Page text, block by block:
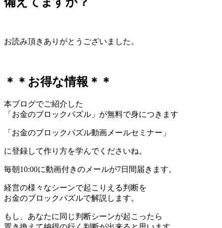
お読み頂きありがとうございました。
＊＊お得な情報＊＊
本ブログでご紹介した
「お金のブロックパズル」が無料で身につきます
「お金のブロックパズル動画メールセミナー」
に登録して作り方を学んでくださいね。
毎朝10:00に動画付きのメールが7日間届きます。
経営の様々なシーンで起こりえる判断を
お金のブロックパズルで解説します。
もし、あなたに同じ判断シーンが起こったら